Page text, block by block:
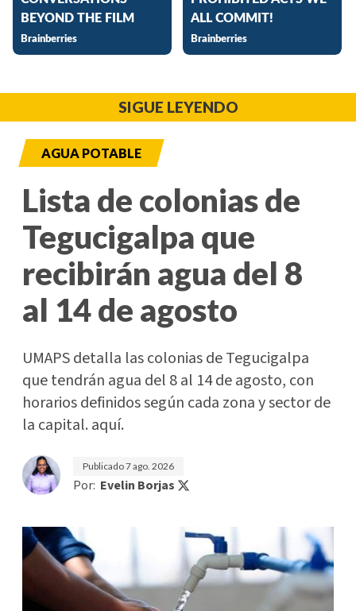
SIGUE LEYENDO
AGUA POTABLE
Lista de colonias de
Tegucigalpa que
recibirán agua del 8
al 14 de agosto
UMAPS detalla las colonias de Tegucigalpa
que tendrán agua del 8 al 14 de agosto, con
horarios definidos según cada zona y sector de
la capital. aquí.
Publicado7 ago. 2026
Por: Evelin Borjas